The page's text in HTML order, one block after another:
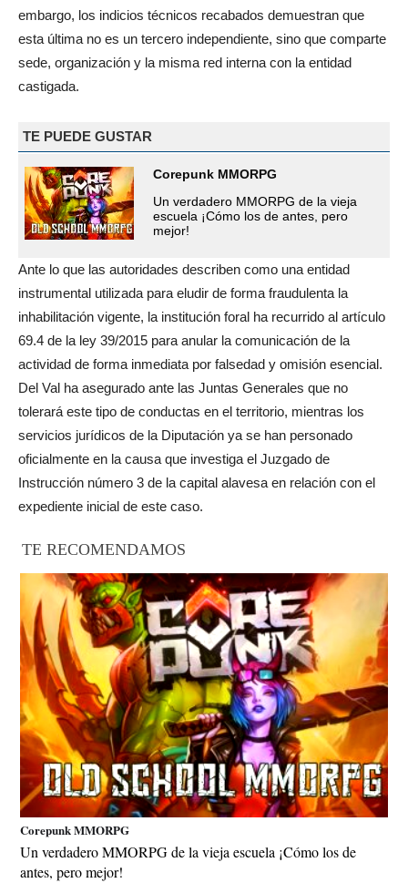
embargo, los indicios técnicos recabados demuestran que
esta última no es un tercero independiente, sino que comparte
sede, organización y la misma red interna con la entidad
castigada.
TE PUEDE GUSTAR
Corepunk MMORPG
Un verdadero MMORPG de la vieja
escuela ¡Cómo los de antes, pero
mejor!
Ante lo que las autoridades describen como una entidad
instrumental utilizada para eludir de forma fraudulenta la
inhabilitación vigente, la institución foral ha recurrido al artículo
69.4 de la ley 39/2015 para anular la comunicación de la
actividad de forma inmediata por falsedad y omisión esencial.
Del Val ha asegurado ante las Juntas Generales que no
tolerará este tipo de conductas en el territorio, mientras los
servicios jurídicos de la Diputación ya se han personado
oficialmente en la causa que investiga el Juzgado de
Instrucción número 3 de la capital alavesa en relación con el
expediente inicial de este caso.
TE RECOMENDAMOS
Corepunk MMORPG
Un verdadero MMORPG de la vieja escuela ¡Cómo los de
antes, pero mejor!